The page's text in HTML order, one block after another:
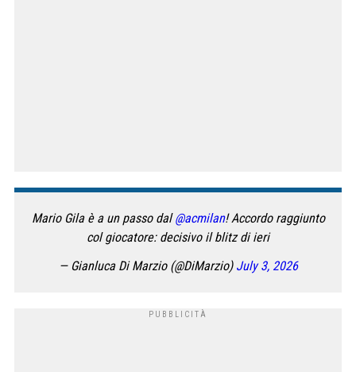
Mario Gila è a un passo dal@acmilan! Accordo raggiunto
col giocatore: decisivo il blitz di ieri
— Gianluca Di Marzio (@DiMarzio) July 3, 2026